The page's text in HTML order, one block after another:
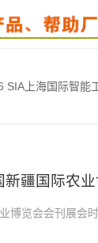
海国际智能工厂展_具身机器人展_工
疆国际农业
博览会会刊展会
际农业博览会会刊